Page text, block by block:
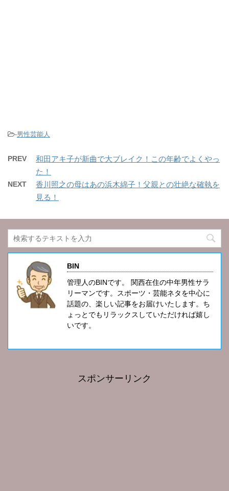
-男性芸能人
PREV
和田アキ子が新曲で大ブレイク！この年齢でよくやっ
た！
NEXT
香川照之の母はあの浜木綿子！父親との壮絶な確執を
見る！
BIN
管理人のBINです。 関西在住の中年男性サラ
リーマンです。スポーツ・芸能ネタを中心に
話題の、楽しい記事をお届けいたします。ち
ょっとでもリラックスしていただければ嬉し
いです。
スポンサーリンク